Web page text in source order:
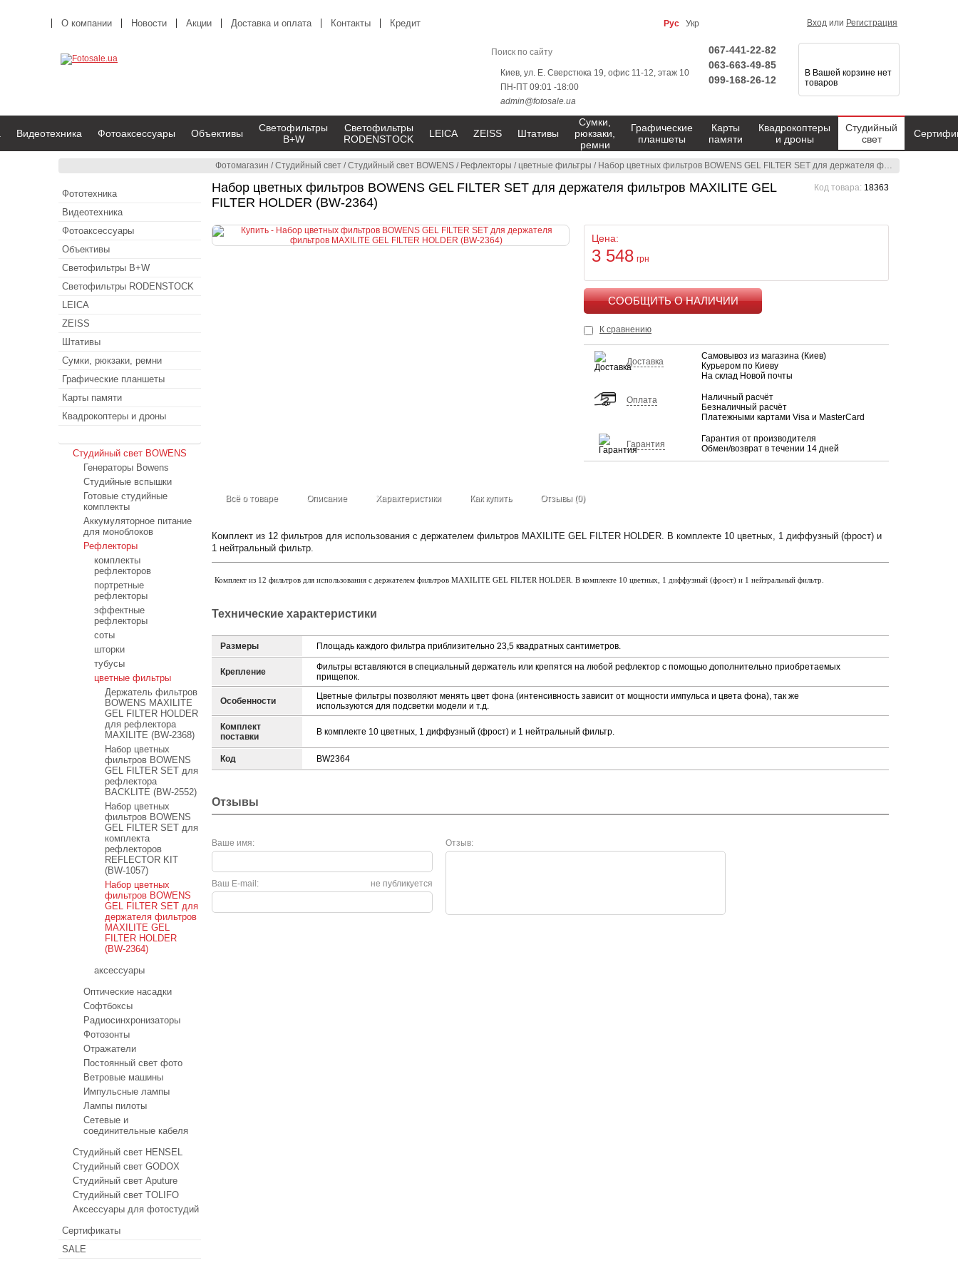
Фотомагазин /Студийный свет /Студийный свет BOWENS / Рефлекторы / цветные фильтры / Набор цветных фильтров BOWENS GEL FILTER SET для держателя фильтров MAXILITE GEL FILTER HOLDER (BW-2364)
Набор цветных фильтров BOWENS GEL FILTER SET для держателя фильтров MAXILITE GEL
FILTER HOLDER (BW-2364)
Код товара: 18363
Цена:
3 548 грн
К сравнению
Доставка
Самовывоз из магазина (Киев)
Курьером по Киеву
На склад Новой почты
Оплата
Наличный расчёт
Безналичный расчёт
Платежными картами Visa и MasterCard
Гарантия
Гарантия от производителя
Обмен/возврат в течении 14 дней
Всё о товаре Описание Характеристики Как купить Отзывы (0)
Комплект из 12 фильтров для использования с держателем фильтров MAXILITE GEL FILTER HOLDER. В комплекте 10 цветных, 1 диффузный (фрост) и
1 нейтральный фильтр.
Комплект из 12 фильтров для использования с держателем фильтров MAXILITE GEL FILTER HOLDER. В комплекте 10 цветных, 1 диффузный (фрост) и 1 нейтральный фильтр.
Технические характеристики
Размеры Площадь каждого фильтра приблизительно 23,5 квадратных сантиметров.
Крепление
Фильтры вставляются в специальный держатель или крепятся на любой рефлектор с помощью дополнительно приобретаемых
прищепок.
Особенности
Цветные фильтры позволяют менять цвет фона (интенсивность зависит от мощности импульса и цвета фона), так же
используются для подсветки модели и т.д.
Комплект
поставки
В комплекте 10 цветных, 1 диффузный (фрост) и 1 нейтральный фильтр.
Код BW2364
Отзывы
Ваше имя: Отзыв:
не публикуется
Ваш E-mail:
О компании Новости Акции Доставка и оплата Контакты Кредит Рус Укр Вход или Регистрация
Киев, ул. Е. Сверстюка 19, офис 11-12, этаж 10
ПН-ПТ 09:01 -18:00
admin@fotosale.ua
067-441-22-82
063-663-49-85
099-168-26-12
В Вашей корзине нет
товаров
Видеотехника Фотоаксессуары Объективы
Светофильтры
B+W
Светофильтры
RODENSTOCK
LEICA ZEISS Штативы
Сумки,
рюкзаки,
ремни
Графические
планшеты
Карты
памяти
Квадрокоптеры
и дроны
Студийный
свет
Фототехника
Видеотехника
Фотоаксессуары
Объективы
Светофильтры B+W
Светофильтры RODENSTOCK
LEICA
ZEISS
Штативы
Сумки, рюкзаки, ремни
Графические планшеты
Карты памяти
Квадрокоптеры и дроны
Студийный свет BOWENS
Генераторы Bowens
Студийные вспышки
Готовые студийные
комплекты
Аккумуляторное питание
для моноблоков
Рефлекторы
комплекты
рефлекторов
портретные
рефлекторы
эффектные
рефлекторы
соты
шторки
тубусы
цветные фильтры
Держатель фильтров
BOWENS MAXILITE
GEL FILTER HOLDER
для рефлектора
MAXILITE (BW-2368)
Набор цветных
фильтров BOWENS
GEL FILTER SET для
рефлектора
BACKLITE (BW-2552)
Набор цветных
фильтров BOWENS
GEL FILTER SET для
комплекта
рефлекторов
REFLECTOR KIT
(BW-1057)
Набор цветных
фильтров BOWENS
GEL FILTER SET для
держателя фильтров
MAXILITE GEL
FILTER HOLDER
(BW-2364)
аксессуары
Оптические насадки
Софтбоксы
Радиосинхронизаторы
Фотозонты
Отражатели
Постоянный свет фото
Ветровые машины
Импульсные лампы
Лампы пилоты
Сетевые и
соединительные кабеля
Студийный свет HENSEL
Студийный свет GODOX
Студийный свет Aputure
Студийный свет TOLIFO
Аксессуары для фотостудий
Сертификаты
SALE